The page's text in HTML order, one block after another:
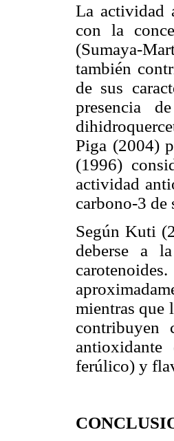
La actividad
con la
(Sumaya-
también
de sus
presencia
Piga (2004)
(1996)
actividad
carbono-3 de
Según Kuti
deberse a
mientras que
contribuyen
ferúlico) y